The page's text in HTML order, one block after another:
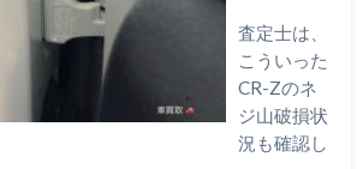
査定士は、
こういった
CR-Zのネ
ジ山破損状
況も確認し